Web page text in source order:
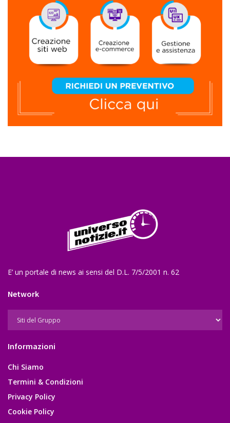
E’ un portale di news ai sensi del D.L. 7/5/2001 n. 62
Network
Informazioni
Chi Siamo
Termini & Condizioni
Privacy Policy
Cookie Policy